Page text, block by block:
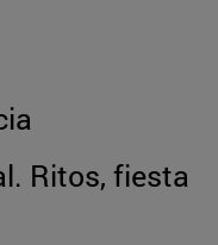
Ritos, fiesta